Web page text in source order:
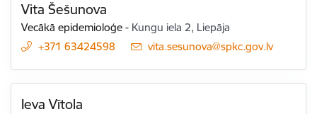
Vita Šešunova
Vecākā epidemioloģe - Kungu iela 2, Liepāja
+371 63424598
E-pasts:
vita.sesunova@spkc.gov.lv
Ieva Vītola